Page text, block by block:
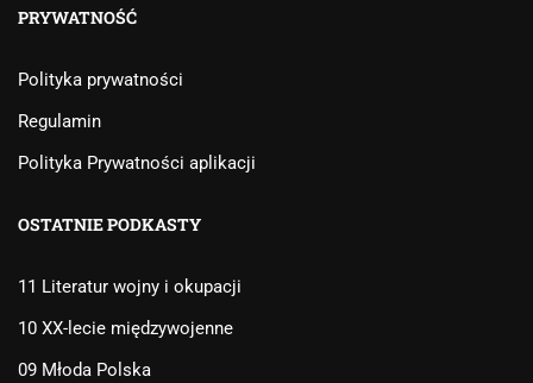
PRYWATNOŚĆ
Polityka prywatności
Regulamin
Polityka Prywatności aplikacji
OSTATNIE PODKASTY
11 Literatur wojny i okupacji
10 XX-lecie międzywojenne
09 Młoda Polska